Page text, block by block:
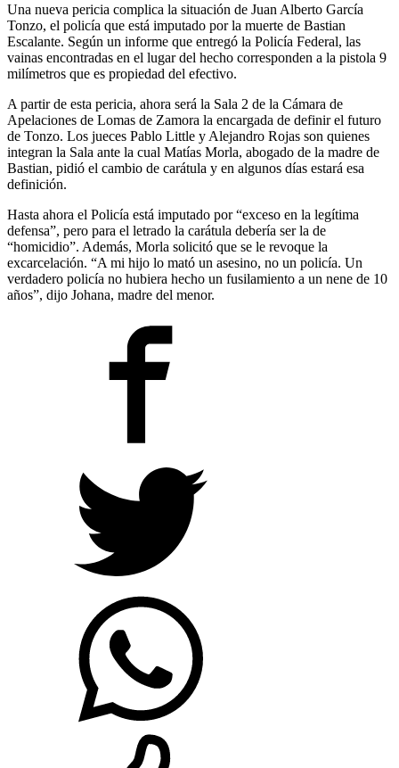
Una nueva pericia complica la situación de Juan Alberto García
Tonzo, el policía que está imputado por la muerte de Bastian
Escalante. Según un informe que entregó la Policía Federal, las
vainas encontradas en el lugar del hecho corresponden a la pistola 9
milímetros que es propiedad del efectivo.
A partir de esta pericia, ahora será la Sala 2 de la Cámara de
Apelaciones de Lomas de Zamora la encargada de definir el futuro
de Tonzo. Los jueces Pablo Little y Alejandro Rojas son quienes
integran la Sala ante la cual Matías Morla, abogado de la madre de
Bastian, pidió el cambio de carátula y en algunos días estará esa
definición.
Hasta ahora el Policía está imputado por “exceso en la legítima
defensa”, pero para el letrado la carátula debería ser la de
“homicidio”. Además, Morla solicitó que se le revoque la
excarcelación. “A mi hijo lo mató un asesino, no un policía. Un
verdadero policía no hubiera hecho un fusilamiento a un nene de 10
años”, dijo Johana, madre del menor.